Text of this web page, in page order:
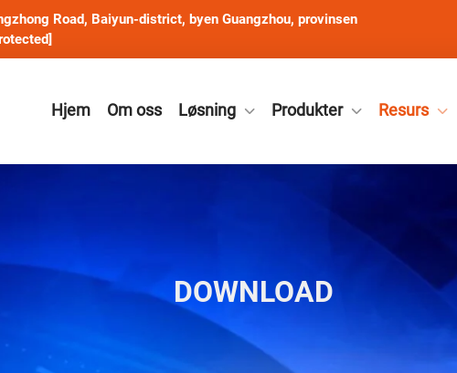
Road, Baiyun-district, byen Guangzhou, provinsen
Hjem Om oss Løsning Produkter Resurs
DOWNLOAD